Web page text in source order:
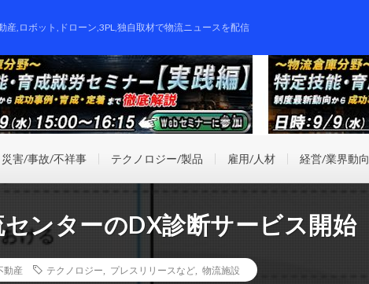
産,ロボット,ドローン,3PL,独自取材で物流ニュースを配信
災害/事故/不祥事 テクノロジー/製品 雇用/人材 経営/業界動向
ンターのDX診断サービス開始
動産 テクノロジー プレスリリースなど 物流施設